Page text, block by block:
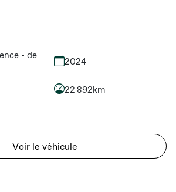
- de
2024
22 892km
Voir le véhicule